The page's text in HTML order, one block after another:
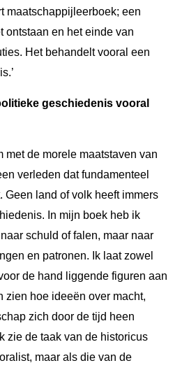
maatschappijleerboek; een
ontstaan en het einde van
Het behandelt vooral een
geschiedenis vooral
met de morele maatstaven van
verleden dat fundamenteel
Geen land of volk heeft immers
In mijn boek heb ik
schuld of falen, maar naar
en patronen. Ik laat zowel
de hand liggende figuren aan
zien hoe ideeën over macht,
zich door de tijd heen
zie de taak van de historicus
maar als die van de